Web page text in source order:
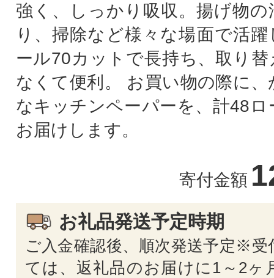
強く、しっかり吸収。揚げ物の
り、掃除など様々な場面で活
ール70カットで長持ち、取り
なくて便利。 お買い物の際に
なキッチンペーパーを、計48
お届けします。
寄付金額
お礼品発送予定時期
ご入金確認後、順次発送予定※受
ては、返礼品のお届けに1～2ヶ